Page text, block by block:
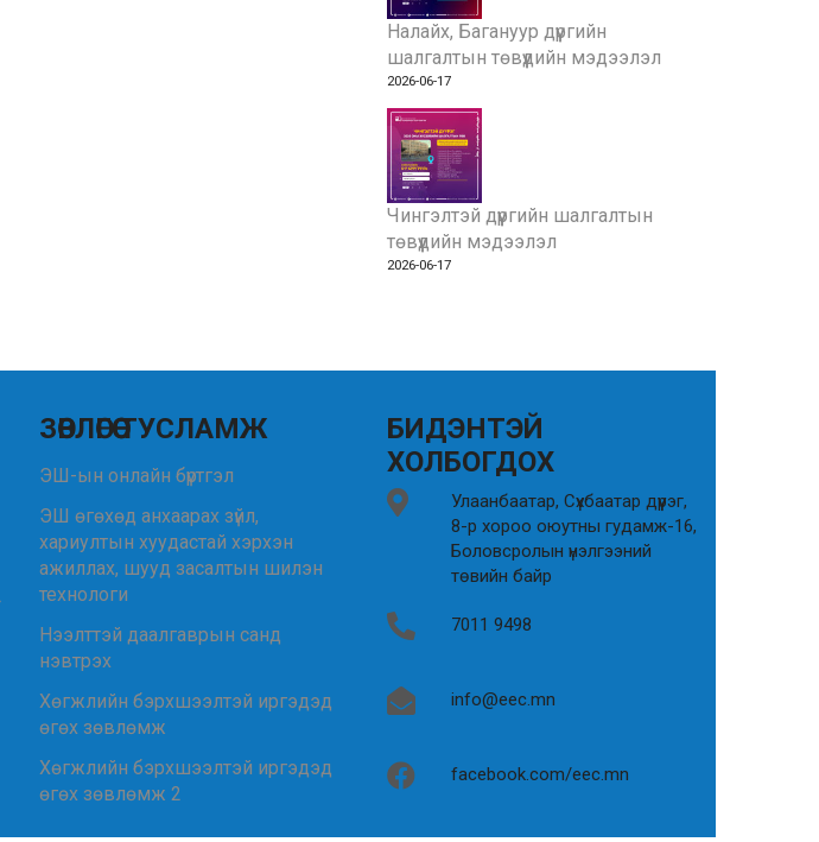
Налайх, Багануур дүүргийн
шалгалтын төвүүдийн мэдээлэл
2026-06-17
Чингэлтэй дүүргийн шалгалтын
төвүүдийн мэдээлэл
2026-06-17
ЗӨВЛӨГӨӨ ТУСЛАМЖ
ЭШ-ын онлайн бүртгэл
ЭШ өгөхөд анхаарах зүйл,
хариултын хуудастай хэрхэн
ажиллах, шууд засалтын шилэн
технологи
Нээлттэй даалгаврын санд
нэвтрэх
Хөгжлийн бэрхшээлтэй иргэдэд
өгөх зөвлөмж
Хөгжлийн бэрхшээлтэй иргэдэд
өгөх зөвлөмж 2
БИДЭНТЭЙ
ХОЛБОГДОХ
Улаанбаатар, Сүхбаатар дүүрэг,
8-р хороо оюутны гудамж-16,
Боловсролын үнэлгээний
төвийн байр
7011 9498
info@eec.mn
facebook.com/eec.mn